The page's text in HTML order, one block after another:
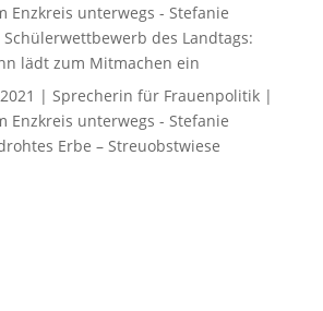
Enzkreis unterwegs - Stefanie
Schülerwettbewerb des Landtags:
lädt zum Mitmachen ein
| Sprecherin für Frauenpolitik |
Enzkreis unterwegs - Stefanie
Erbe – Streuobstwiese